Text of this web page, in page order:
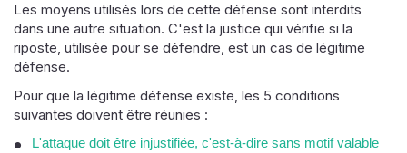
Les moyens utilisés lors de cette défense sont interdits
dans une autre situation. C'est la justice qui vérifie si la
riposte, utilisée pour se défendre, est un cas de légitime
défense.
Pour que la légitime défense existe, les 5 conditions
suivantes doivent être réunies :
L'attaque doit être injustifiée, c'est-à-dire sans motif valable